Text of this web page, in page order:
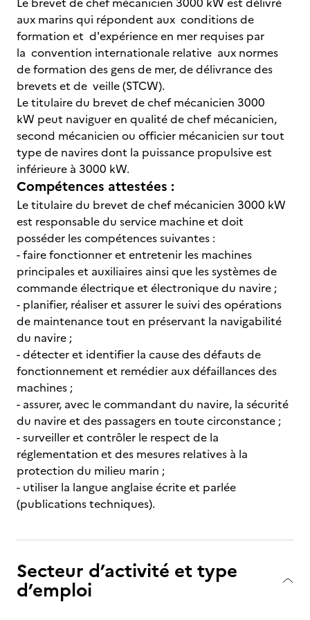
aux marins qui répondent aux conditions de
formation et d'expérience en mer requises par
la convention internationale relative aux normes
de formation des gens de mer, de délivrance des
brevets et de veille (STCW).
Le titulaire du brevet de chef mécanicien 3000
kW peut naviguer en qualité de chef mécanicien,
second mécanicien ou officier mécanicien sur tout
type de navires dont la puissance propulsive est
inférieure à 3000 kW.
Compétences attestées :
Le titulaire du brevet de chef mécanicien 3000 kW
est responsable du service machine et doit
posséder les compétences suivantes :
- faire fonctionner et entretenir les machines
principales et auxiliaires ainsi que les systèmes de
commande électrique et électronique du navire ;
- planifier, réaliser et assurer le suivi des opérations
de maintenance tout en préservant la navigabilité
du navire ;
- détecter et identifier la cause des défauts de
fonctionnement et remédier aux défaillances des
machines ;
- assurer, avec le commandant du navire, la sécurité
du navire et des passagers en toute circonstance ;
- surveiller et contrôler le respect de la
réglementation et des mesures relatives à la
protection du milieu marin ;
- utiliser la langue anglaise écrite et parlée
(publications techniques).
Secteur d’activité et type
d’emploi